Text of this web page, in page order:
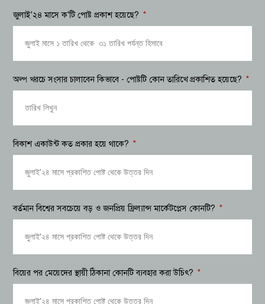
জুলাই'২৪ মাসে ক'টি পোষ্ট প্রকাশ হয়েছে?
অল্প খরচে সংসার চালাবেন কিভাবে - পোষ্টটি কোন তারিখে প্রকাশিত হয়েছে?
বিকাশ একাউন্ট কত প্রকার হয়ে থাকে?
বর্তমান বিশ্বের সবচেয়ে বড় ও জনপ্রিয় ফ্রিল্যান্স মার্কেটপ্লেস কোনটি?
বিয়ের পর মেয়েদের স্থায়ী ঠিকানা কোনটি ব্যবহার করা উচিৎ?